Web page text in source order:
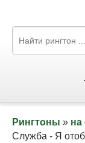
Рингтоны » на
Служба - Я